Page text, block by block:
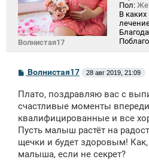
Волнистая17
Пол:
В
С
б
щ
н
и
Волнистая17 28 авг 2019, 21:09
Плато, поздравляю вас с
счастливые моменты
квалифицированные и все
Пусть малыш растёт на
щечки и будет здоровым! Как,
малыша, если не секрет?